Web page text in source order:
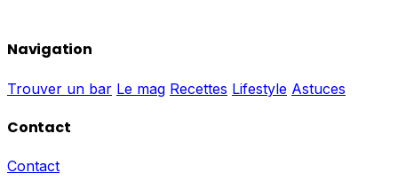
Navigation
Trouver un bar Le mag Recettes Lifestyle Astuces
Contact
Contact